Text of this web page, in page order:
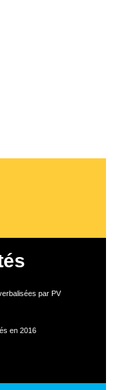
par PV
en 2016